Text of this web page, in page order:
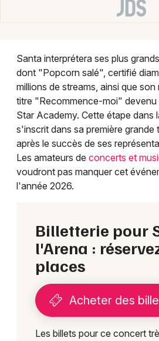
45 - Loiret
Choisir mes départements
Mon email
Santa interprétera ses plus
dont "Popcorn salé", certifié
millions de streams, ainsi que
titre "Recommence-moi"
Star Academy. Cette étape dans
s'inscrit dans sa première grande
après le succès de ses
Les amateurs de concerts et
voudront pas manquer cet
l'année 2026.
Billetterie pour
l'Arena :
places
Acheter des
Les billets pour ce concert